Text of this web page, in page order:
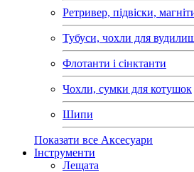
Ретривер, підвіски,
Тубуси, чохли для
Флотанти і сінктанти
Чохли, сумки для котушок
Шипи
Показати все Аксесуари
Інструменти
Лещата